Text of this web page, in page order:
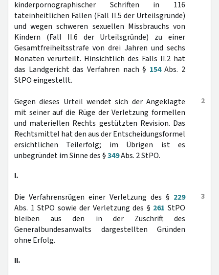
kinderpornographischer Schriften in 116
tateinheitlichen Fällen (Fall II.5 der Urteilsgründe)
und wegen schweren sexuellen Missbrauchs von
Kindern (Fall II.6 der Urteilsgründe) zu einer
Gesamtfreiheitsstrafe von drei Jahren und sechs
Monaten verurteilt. Hinsichtlich des Falls II.2 hat
das Landgericht das Verfahren nach § 154Abs. 2
StPO eingestellt.
2
Gegen dieses Urteil wendet sich der Angeklagte
mit seiner auf die Rüge der Verletzung formellen
und materiellen Rechts gestützten Revision. Das
Rechtsmittel hat den aus der Entscheidungsformel
ersichtlichen Teilerfolg; im Übrigen ist es
unbegründet im Sinne des §349Abs. 2 StPO.
I.
3
Die Verfahrensrügen einer Verletzung des § 229
Abs. 1 StPO sowie der Verletzung des § 261 StPO
bleiben aus den in der Zuschrift des
Generalbundesanwalts dargestellten Gründen
ohne Erfolg.
II.